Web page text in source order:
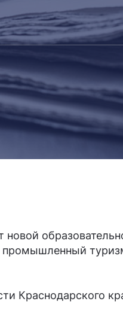
новой
промышленный
Краснодарского